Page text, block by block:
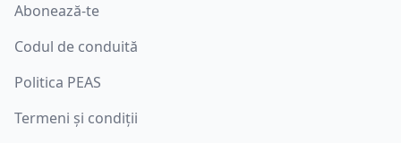
Abonează-te
Codul de conduită
Politica PEAS
Termeni și condiții